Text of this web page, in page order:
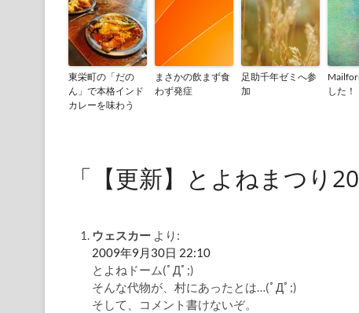
東栄町の「だの
ん」で本格インド
カレーを味わう
まさかの飲まず食
わず発症
足助千年ゼミへ参
加
した！
「【更新】とよねまつり
ウェスカー より:
2009年9月30日 22:10
とよねドーム(ﾟДﾟ;)
そんな代物が、村にあったとは…(ﾟДﾟ;)
そして、コメント書けないぞ。